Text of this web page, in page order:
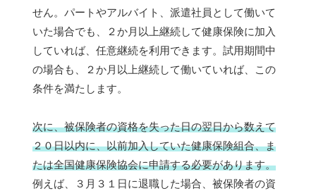
せん。パートやアルバイト、派遣社員として働いて
いた場合でも、２か月以上継続して健康保険に加入
していれば、任意継続を利用できます。試用期間中
の場合も、２か月以上継続して働いていれば、この
条件を満たします。
次に、被保険者の資格を失った日の翌日から数えて
２０日以内に、以前加入していた健康保険組合、ま
たは全国健康保険協会に申請する必要があります。
例えば、３月３１日に退職した場合、被保険者の資